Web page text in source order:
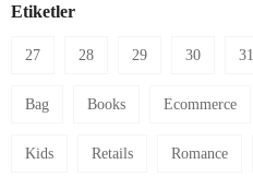
Etiketler
27 28 29 30 31
Bag Books Ecommerce
Kids Retails Romance